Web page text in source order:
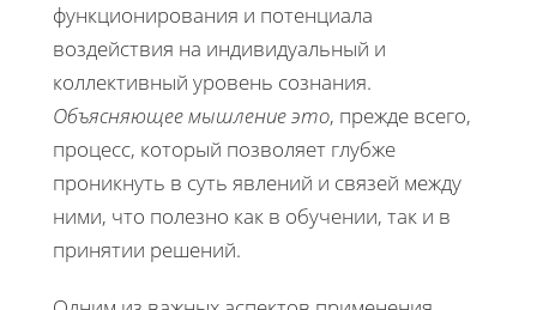
функционирования и потенциала
воздействия на индивидуальный и
коллективный уровень сознания.
Объясняющее мышление это, прежде всего,
процесс, который позволяет глубже
проникнуть в суть явлений и связей между
ними, что полезно как в обучении, так и в
принятии решений.